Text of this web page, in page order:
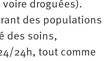
droguées).
des populations
des soins,
24h, tout comme